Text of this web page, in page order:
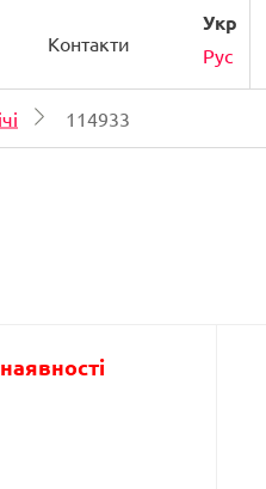
Контакти
Укр
Рус
114933